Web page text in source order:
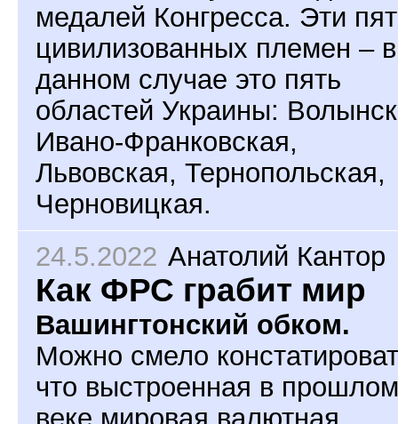
медалей Конгресса. Эти
цивилизованных племен – в
данном случае это пять
областей Украины:
Ивано-Франковская,
Львовская, Тернопольская,
Черновицкая.
24.5.2022 Анатолий Кантор
Как ФРС грабит мир
Вашингтонский обком.
Можно смело
что выстроенная в прошлом
веке мировая валютная